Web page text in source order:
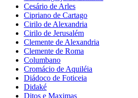
Cesário de Arles
Cipriano de Cartago
Cirilo de Alexandria
Cirilo de Jerusalém
Clemente de Alexandria
Clemente de Roma
Columbano
Cromácio de Aquiléia
Diádoco de Foticeia
Didaké
Ditos e Maximas